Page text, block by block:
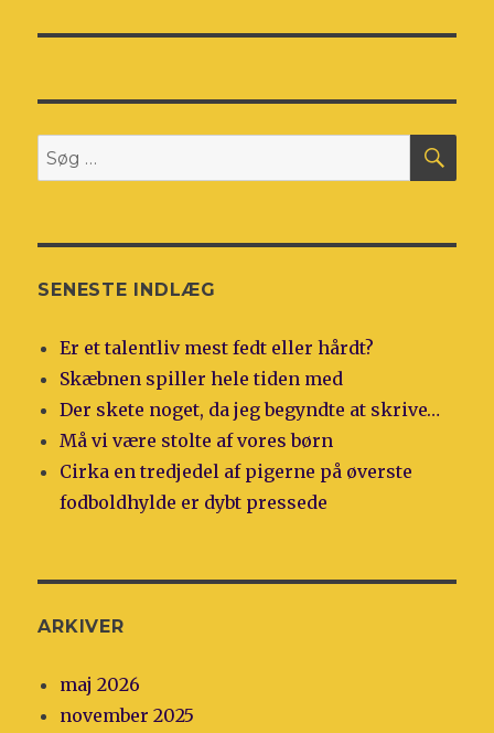
Søg
efter:
SENESTE INDLÆG
Er et talentliv mest fedt eller hårdt?
Skæbnen spiller hele tiden med
Der skete noget, da jeg begyndte at skrive…
Må vi være stolte af vores børn
Cirka en tredjedel af pigerne på øverste
fodboldhylde er dybt pressede
ARKIVER
maj 2026
november 2025